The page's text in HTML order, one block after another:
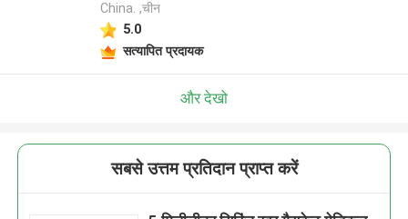
China. ,चीन
5.0
सत्यापित प्रदायक
और देखो
सबसे उत्तम प्रतिदान प्राप्त करें